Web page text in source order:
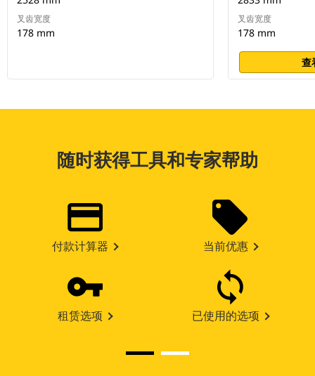
叉齿宽度
178 mm
叉齿宽度
178 mm
查
随时获得工具和专家帮助
付款计算器 当前优惠
租赁选项 已使用的选项